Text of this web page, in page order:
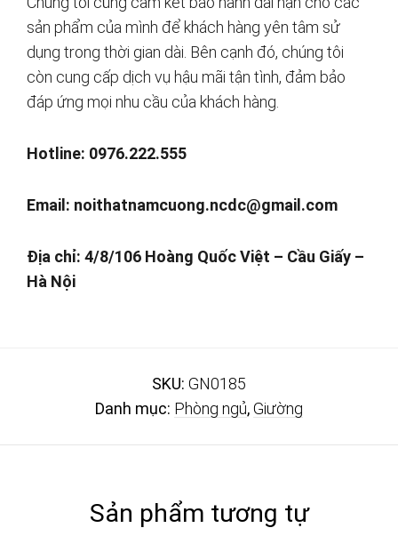
sản phẩm của mình để khách hàng yên tâm sử
dụng trong thời gian dài. Bên cạnh đó, chúng tôi
còn cung cấp dịch vụ hậu mãi tận tình, đảm bảo
đáp ứng mọi nhu cầu của khách hàng.
Hotline: 0976.222.555
Email: noithatnamcuong.ncdc@gmail.com
Địa chỉ: 4/8/106 Hoàng Quốc Việt – Cầu Giấy –
Hà Nội
SKU: GN0185
Danh mục: Phòng ngủ,Giường
Sản phẩm tương tự